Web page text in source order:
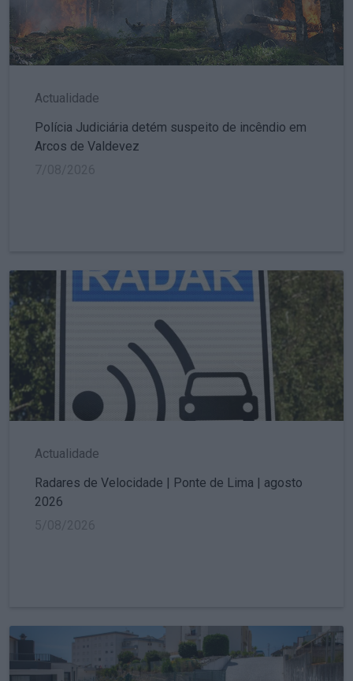
Actualidade
Polícia Judiciária detém suspeito de incêndio em
Arcos de Valdevez
Actualidade
Radares de Velocidade | Ponte de Lima | agosto
2026